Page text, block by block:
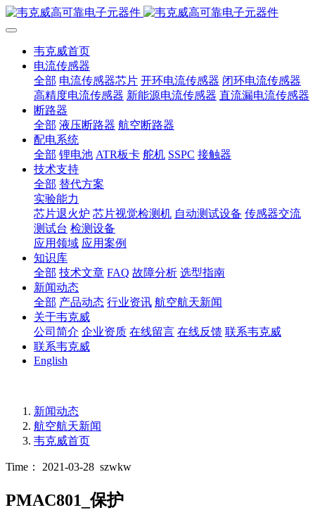
韦克威首页
电流传感器
全部 电流传感器芯片 开环电流传感器 闭环电流传感器
高精度电流传感器 新能源电流传感器 直流漏电流传感器
断路器
全部 液压断路器 航空断路器
配电系统
全部 锂电池 ATR板卡 舵机 SSPC 接触器
技术支持
全部 替代方案
实验能力
芯片退火炉 芯片视觉检测机 自动测试设备 传感器交流
测试台 检测设备
应用领域 应用案例
知识库
全部 技术文章 FAQ 故障分析 选型指南
新闻动态
全部 产品动态 行业资讯 航空航天新闻
关于韦克威
公司简介 企业资质 在线留言 在线反馈 联系韦克威
联系韦克威
English
新闻动态
航空航天新闻
韦克威首页
Time： 2021-03-28 szwkw
PMAC801_保护